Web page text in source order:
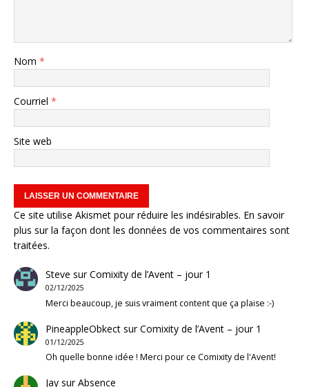
Nom *
Courriel *
Site web
Ce site utilise Akismet pour réduire les indésirables. En savoir
plus sur la façon dont les données de vos commentaires sont
traitées.
Steve surComixity de l’Avent – jour 1
02/12/2025
Merci beaucoup, je suis vraiment content que ça plaise :-)
PineappleObkectsurComixity de l’Avent – jour 1
01/12/2025
Oh quelle bonne idée ! Merci pour ce Comixity de l'Avent!
JaysurAbsence